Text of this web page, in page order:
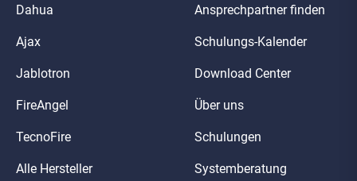
Dahua
Ajax
Jablotron
FireAngel
TecnoFire
Alle Hersteller
Ansprechpartner finden
Schulungs-Kalender
Download Center
Über uns
Schulungen
Systemberatung